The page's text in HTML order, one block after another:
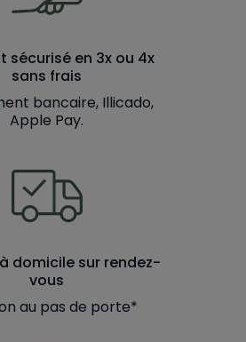
sécurisé en 3x ou 4x
sans frais
bancaire, Illicado,
Apple Pay.
domicile sur rendez-
vous
au pas de porte*